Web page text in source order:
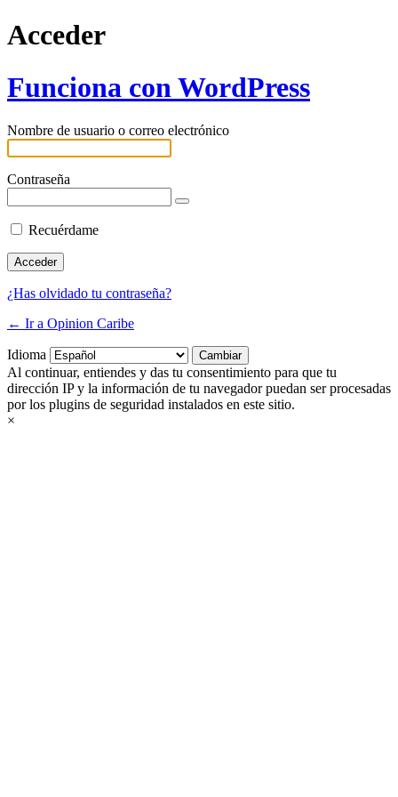
Acceder
Funciona con WordPress
Nombre de usuario o correo electrónico
Contraseña
Recuérdame
¿Has olvidado tu contraseña?
← Ir a Opinion Caribe
Idioma
Al continuar, entiendes y das tu consentimiento para que tu
dirección IP y la información de tu navegador puedan ser procesadas
por los plugins de seguridad instalados en este sitio.
×